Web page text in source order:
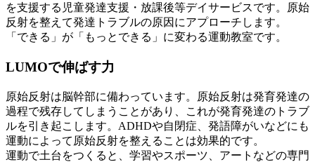
を支援する児童発達支援・放課後等デイサービスです。原始
反射を整えて発達トラブルの原因にアプローチします。
「できる」が「もっとできる」に変わる運動教室です。
LUMOで伸ばす力
原始反射は脳幹部に備わっています。原始反射は発育発達の
過程で残存してしまうことがあり、これが発育発達のトラブ
ルを引き起こします。ADHDや自閉症、発語障がいなどにも
運動によって原始反射を整えることは効果的です。
運動で土台をつくると、学習やスポーツ、アートなどの専門